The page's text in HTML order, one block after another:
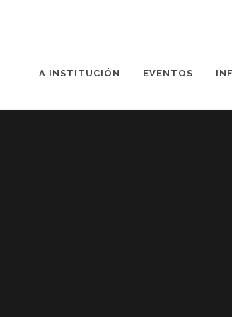
A INSTITUCIÓN EVENTOS